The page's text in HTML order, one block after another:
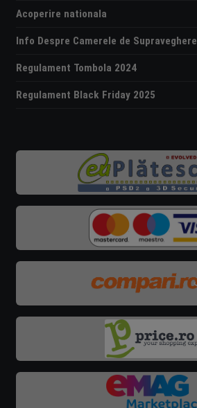
Acoperire nationala
Info Despre Camerele de Supraveghere
Regulament Tombola 2024
Regulament Black Friday 2025